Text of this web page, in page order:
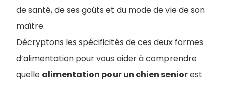
de santé, de ses goûts et du mode de vie de son
maître.
Décryptons les spécificités de ces deux formes
d’alimentation pour vous aider à comprendre ​​
quelle alimentation pour un chien seniorest